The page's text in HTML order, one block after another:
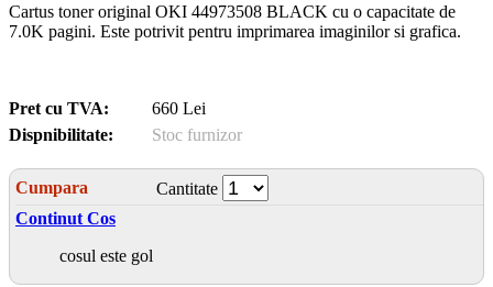
Cartus toner original OKI 44973508 BLACK cu o capacitate de
7.0K pagini. Este potrivit pentru imprimarea imaginilor si grafica.
Pret cu TVA:
660 Lei
Dispnibilitate:
Stoc furnizor
Cumpara
Cantitate
Continut Cos
cosul este gol